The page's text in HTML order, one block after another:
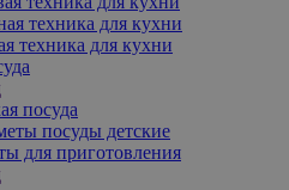
техника для кухни
техника для кухни
посуда
посуды детские
для приготовления